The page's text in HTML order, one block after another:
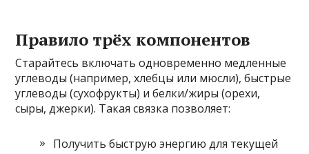
Правило трёх компонентов
Старайтесь включать одновременно медленные
углеводы (например, хлебцы или мюсли), быстрые
углеводы (сухофрукты) и белки/жиры (орехи,
сыры, джерки). Такая связка позволяет:
Получить быструю энергию для текущей